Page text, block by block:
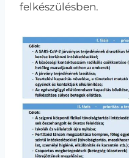
felkészülésben.